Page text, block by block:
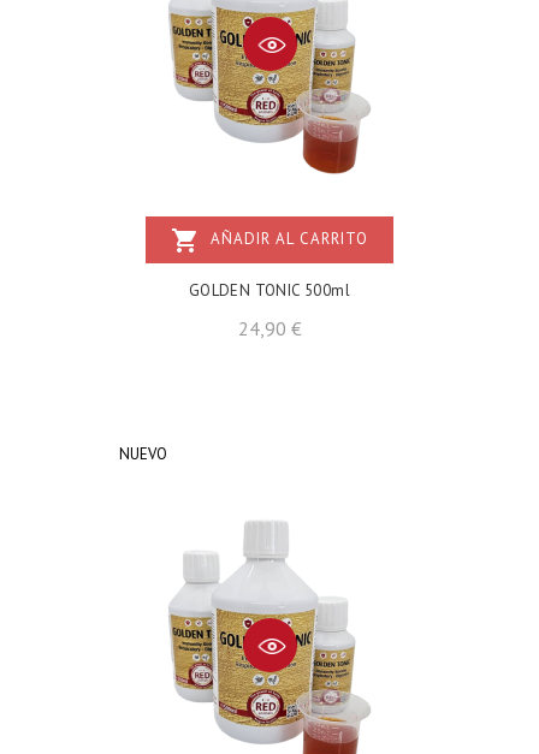
shopping_cart AÑADIR AL CARRITO
GOLDEN TONIC 500ml
24,90 €Precio
NUEVO